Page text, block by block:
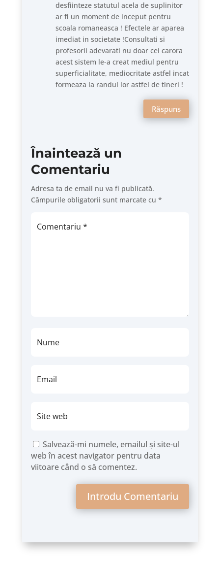
desfiinteze statutul acela de suplinitor
ar fi un moment de inceput pentru
scoala romaneasca ! Efectele ar aparea
imediat in societate !Consultati si
profesorii adevarati nu doar cei carora
acest sistem le-a creat mediul pentru
superficialitate, mediocritate astfel incat
formeaza la randul lor astfel de tineri !
Răspuns
Înaintează un
Comentariu
Adresa ta de email nu va fi publicată.
Câmpurile obligatorii sunt marcate cu *
Salvează-mi numele, emailul și site-ul
web în acest navigator pentru data
viitoare când o să comentez.
Introdu Comentariu